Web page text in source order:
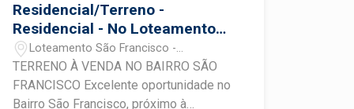
Residencial/Terreno -
Residencial - No Loteamento
São Francisco
Loteamento São Francisco -
Piracicaba/SP
TERRENO À VENDA NO BAIRRO SÃO
FRANCISCO Excelente oportunidade no
Bairro São Francisco, próximo à